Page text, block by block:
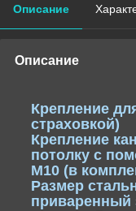
Описание
Описание
Крепление
страховкой)
Крепление
потолку с
М10 (в
Размер
приваренный